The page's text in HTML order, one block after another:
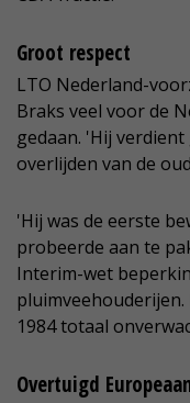
Groot respect
LTO Nederland-
Braks veel voor de
gedaan. 'Hij
overlijden van de
'Hij was de eerste
probeerde aan te
Interim-wet
1984 totaal
Overtuigd